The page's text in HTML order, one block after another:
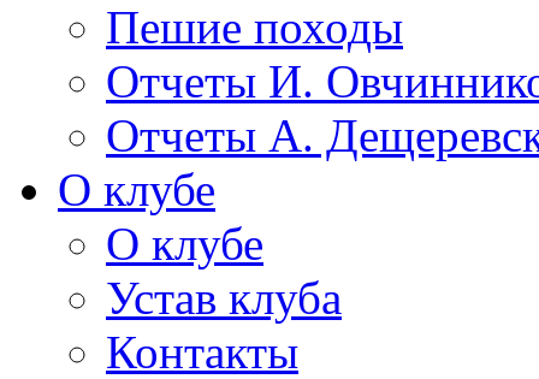
Пешие походы
Отчеты И.
Отчеты А.
О клубе
О клубе
Устав клуба
Контакты